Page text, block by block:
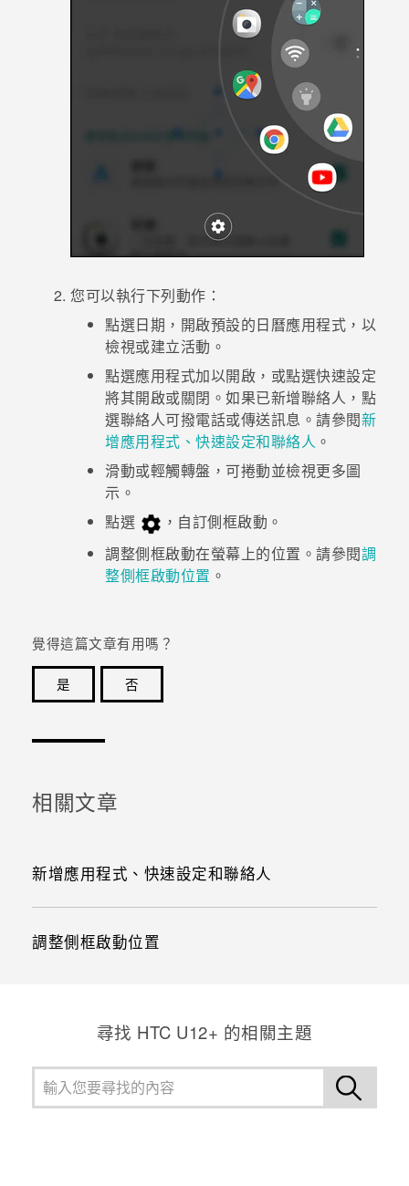
您可以執行下列動作：
點選日期，開啟預設的日曆應用程式，以
檢視或建立活動。
點選應用程式加以開啟，或點選快速設定
將其開啟或關閉。如果已新增聯絡人，點
選聯絡人可撥電話或傳送訊息。請參閱新
增應用程式、快速設定和聯絡人 。
滑動或輕觸轉盤，可捲動並檢視更多圖
示。
點選
，自訂側框啟動 。
調整側框啟動在螢幕上的位置。請參閱調
整側框啟動位置 。
覺得這篇文章有用嗎？
是
否
相關文章
新增應用程式、快速設定和聯絡人
調整側框啟動位置
尋找 HTC U12+ 的相關主題